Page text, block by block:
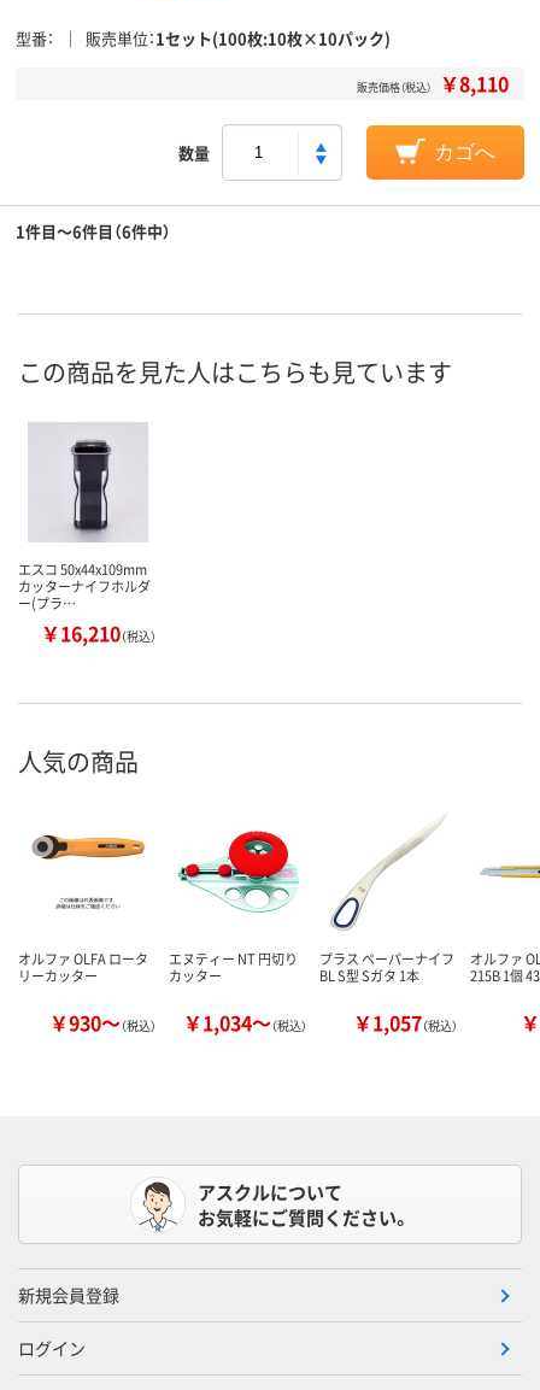
型番 販売単位 1セット(100枚:10枚×10パック)
販売価格（税込） ￥8,110
数量 カゴへ
1件目～6件目（6件中）
この商品を見た人はこちらも見ています
エスコ 50x44x109mm
カッターナイフホルダ
ー(プラ…
￥16,210（税込）
人気の商品
オルファ OLFA ロータ
リーカッター
￥930～（税込）
エヌティー NT 円切り
カッター
￥1,034～（税込）
プラス ペーパーナイフ
BL S型 Sガタ 1本
￥1,057（税込）
オルファ
215B 1個
アスクルについて
お気軽にご質問ください。
新規会員登録
ログイン